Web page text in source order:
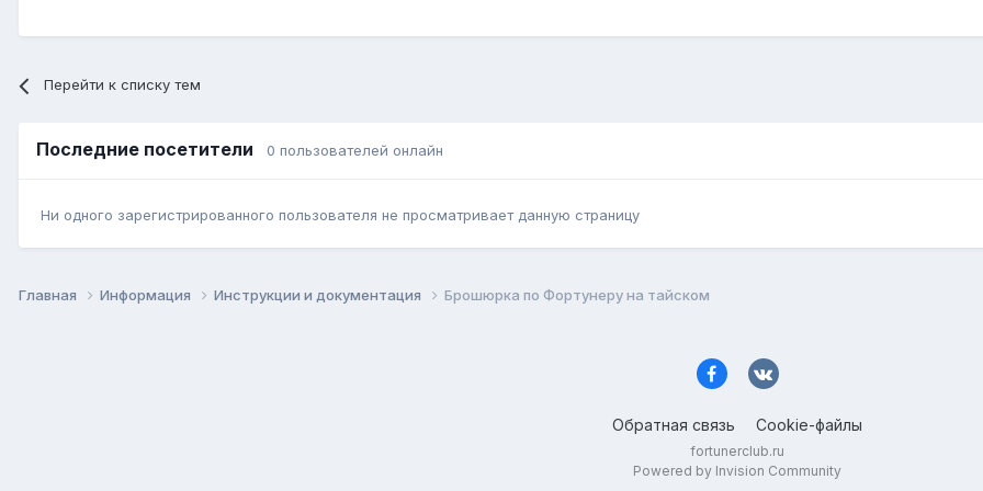
Перейти к списку тем
Последние посетители 0 пользователей онлайн
Ни одного зарегистрированного пользователя не просматривает данную страницу
Главная Информация Инструкции и документация Брошюрка по Фортунеру на тайском
Обратная связь Cookie-файлы
fortunerclub.ru
Powered by Invision Community